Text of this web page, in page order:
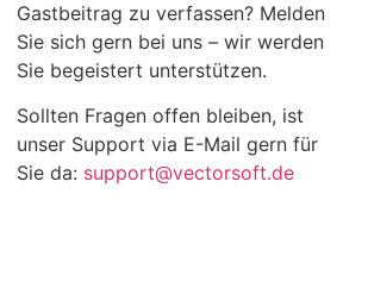
Gastbeitrag zu verfassen? Melden
Sie sich gern bei uns – wir werden
Sie begeistert unterstützen.
Sollten Fragen offen bleiben, ist
unser Support via E-Mail gern für
Sie da: support@vectorsoft.de